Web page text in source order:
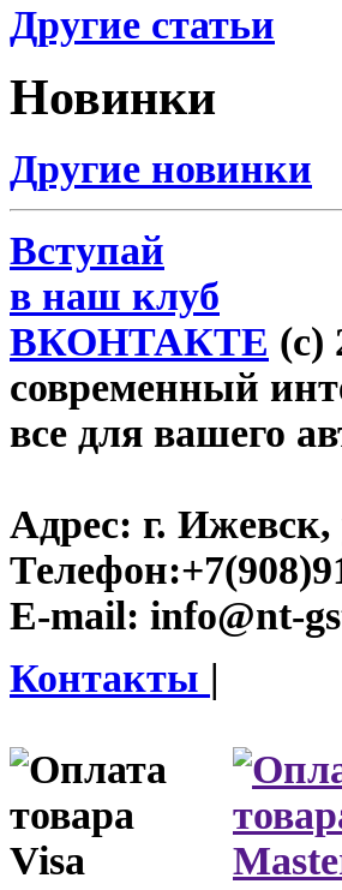
Другие статьи
Новинки
Другие новинки
Вступай
в наш клуб
ВКОНТАКТЕ (c)
современный
все для вашего
Адрес: г.
Телефон:
E-mail: info@nt-
Контакты |